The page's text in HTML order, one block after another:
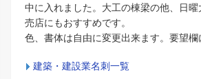
中に入れました。大工の棟梁の他、日曜
売店にもおすすめです。
色、書体は自由に変更出来ます。要望欄
建築・建設業名刺一覧